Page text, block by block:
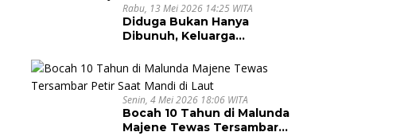
Rabu, 13 Mei 2026 14:25 WITA
Diduga Bukan Hanya
Dibunuh, Keluarga
Dugaan Perampokan Emas
Ratusan Juta
Senin, 4 Mei 2026 18:06 WITA
Bocah 10 Tahun di Malunda
Majene Tewas Tersambar